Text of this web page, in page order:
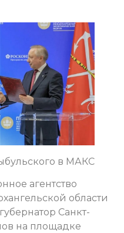
в МАКС
агентство
области
Санкт-
на площадке